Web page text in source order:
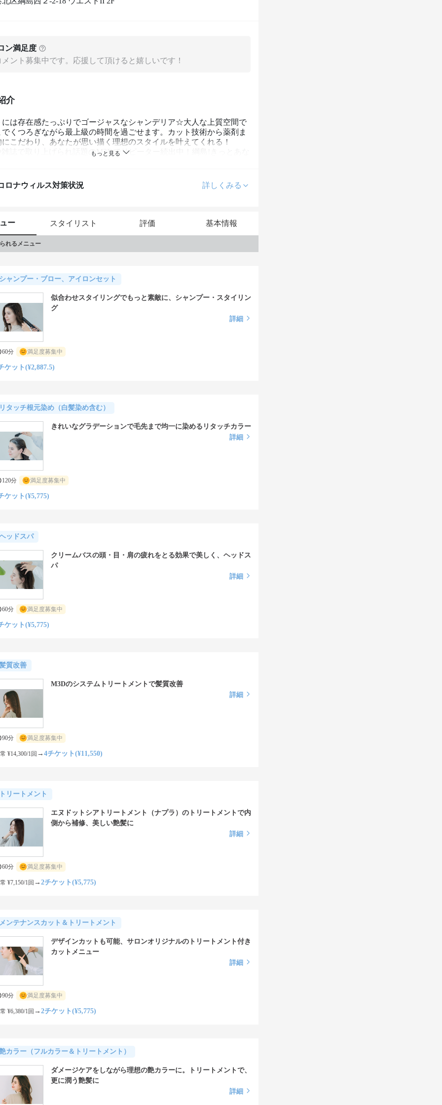
ン満足度
ント募集中です。応援して頂けると嬉しいです！
介
には存在感たっぷりでゴージャスなシャンデリア☆大人な上質空間で
くつろぎながら最上級の時間を過ごせます。カット技術から薬剤ま
こだわり、あなたが思い描く理想のスタイルを叶えてくれる！
誌で取り上げられ話題のM3Dでリピーター続出中！綱島!きっとあな
ロナウィルス対策状況 詳しくみる
ー スタイリスト 評価 基本情報
れるメニュー
ャンプー・ブロー、アイロンセット
似合わせスタイリングでもっと素敵に、シャンプー・スタイリン
グ
詳細
60分 満足度募集中
ケット(¥2,887.5)
タッチ根元染め（白髪染め含む）
きれいなグラデーションで毛先まで均一に染めるリタッチカラー
詳細
120分 満足度募集中
ケット(¥5,775)
ッドスパ
クリームバスの頭・目・肩の疲れをとる効果で美しく、ヘッドス
パ
詳細
60分 満足度募集中
ケット(¥5,775)
質改善
M3Dのシステムトリートメントで髪質改善
詳細
90分 満足度募集中
¥14,300/1回 → 4チケット(¥11,550)
リートメント
エヌドットシアトリートメント（ナプラ）のトリートメントで内
側から補修、美しい艶髪に
詳細
60分 満足度募集中
¥7,150/1回 → 2チケット(¥5,775)
ンテナンスカット＆トリートメント
デザインカットも可能、サロンオリジナルのトリートメント付き
カットメニュー
詳細
90分 満足度募集中
¥6,380/1回 → 2チケット(¥5,775)
カラー（フルカラー＆トリートメント）
ダメージケアをしながら理想の艶カラーに。トリートメントで、
更に潤う艶髪に
詳細